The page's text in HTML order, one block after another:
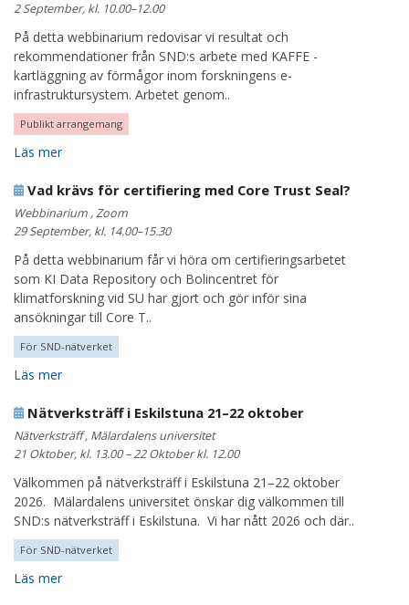
2 September, kl. 10.00–12.00
På detta webbinarium redovisar vi resultat och
rekommendationer från SND:s arbete med KAFFE -
kartläggning av förmågor inom forskningens e-
infrastruktursystem. Arbetet genom..
Publikt arrangemang
Läs mer
Vad krävs för certifiering med Core Trust Seal?
Webbinarium , Zoom
29 September, kl. 14.00–15.30
På detta webbinarium får vi höra om certifieringsarbetet
som KI Data Repository och Bolincentret för
klimatforskning vid SU har gjort och gör inför sina
ansökningar till Core T..
För SND-nätverket
Läs mer
Nätverksträff i Eskilstuna 21–22 oktober
Nätverksträff , Mälardalens universitet
21 Oktober, kl. 13.00 – 22 Oktober kl. 12.00
Välkommen på nätverksträff i Eskilstuna 21–22 oktober
2026. Mälardalens universitet önskar dig välkommen till
SND:s nätverksträff i Eskilstuna. Vi har nått 2026 och där..
För SND-nätverket
Läs mer